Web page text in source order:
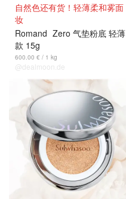
自然色还有货！轻薄柔和雾面
妆
Romand Zero 气垫粉底 轻薄
款 15g
600.00 € / 1 kg
@dealmoon.de